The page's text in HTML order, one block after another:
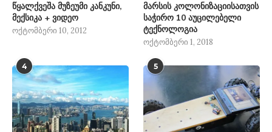
წყალქვეშა მუზეუმი კანკუნი,
მექსიკა + ვიდეო
ოქტომბერი 10, 2012
მარსის კოლონიზაციისათვის
საჭირო 10 აუცილებელი
ტექნოლოგია
ოქტომბერი 1, 2018
4 5